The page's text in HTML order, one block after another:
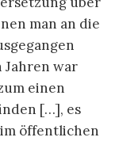
man an die
Jahren war
einen
[…], es
öffentlichen